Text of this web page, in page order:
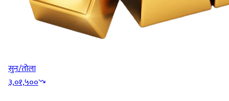
सुन/तोला
३,०१,५००